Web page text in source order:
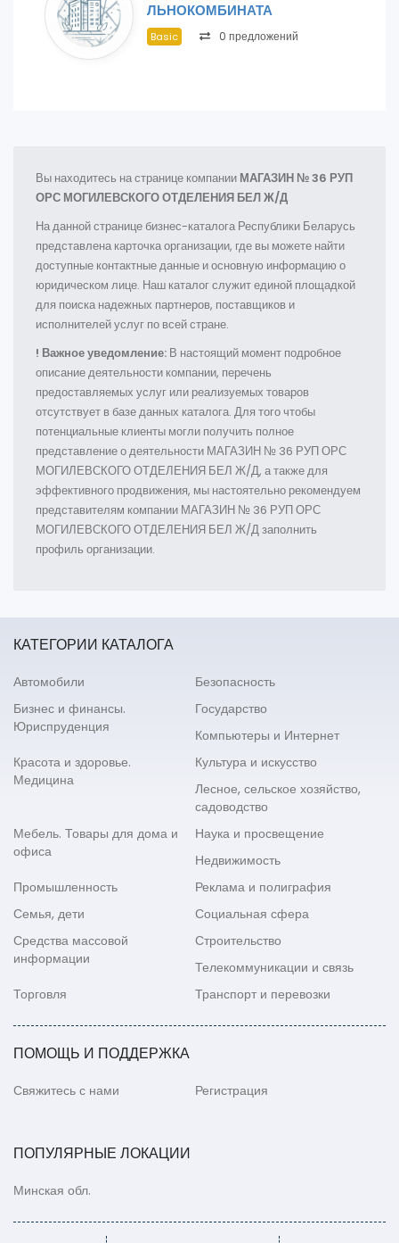
ЛЬНОКОМБИНАТА
Basic 0 предложений
Вы находитесь на странице компании МАГАЗИН № 36 РУП
ОРС МОГИЛЕВСКОГО ОТДЕЛЕНИЯ БЕЛ Ж/Д
На данной странице бизнес-каталога Республики Беларусь
представлена карточка организации, где вы можете найти
доступные контактные данные и основную информацию о
юридическом лице. Наш каталог служит единой площадкой
для поиска надежных партнеров, поставщиков и
исполнителей услуг по всей стране.
! Важное уведомление: В настоящий момент подробное
описание деятельности компании, перечень
предоставляемых услуг или реализуемых товаров
отсутствует в базе данных каталога. Для того чтобы
потенциальные клиенты могли получить полное
представление о деятельности МАГАЗИН № 36 РУП ОРС
МОГИЛЕВСКОГО ОТДЕЛЕНИЯ БЕЛ Ж/Д, а также для
эффективного продвижения, мы настоятельно рекомендуем
представителям компании МАГАЗИН № 36 РУП ОРС
МОГИЛЕВСКОГО ОТДЕЛЕНИЯ БЕЛ Ж/Д заполнить
профиль организации.
КАТЕГОРИИ КАТАЛОГА
Автомобили
Безопасность
Бизнес и финансы.
Юриспруденция
Государство
Компьютеры и Интернет
Красота и здоровье.
Медицина
Культура и искусство
Лесное, сельское хозяйство,
садоводство
Мебель. Товары для дома и
офиса
Наука и просвещение
Недвижимость
Промышленность
Реклама и полиграфия
Семья, дети
Социальная сфера
Средства массовой
информации
Строительство
Телекоммуникации и связь
Торговля
Транспорт и перевозки
ПОМОЩЬ И ПОДДЕРЖКА
Свяжитесь с нами Регистрация
ПОПУЛЯРНЫЕ ЛОКАЦИИ
Минская обл.